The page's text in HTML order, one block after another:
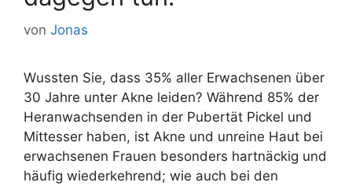
von Jonas
Wussten Sie, dass 35% aller Erwachsenen über
30 Jahre unter Akne leiden? Während 85% der
Heranwachsenden in der Pubertät Pickel und
Mittesser haben, ist Akne und unreine Haut bei
erwachsenen Frauen besonders hartnäckig und
häufig wiederkehrend; wie auch bei den